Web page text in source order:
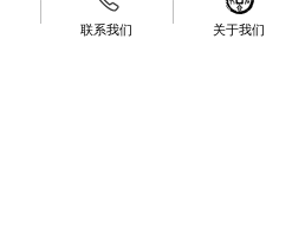
联系我们 关于我们